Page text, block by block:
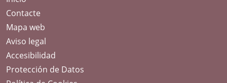
Contacte
Mapa web
Aviso legal
Accesibilidad
Protección de Datos